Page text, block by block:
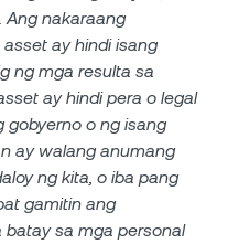
Ang nakaraang
ay hindi isang
ng mga resulta sa
ay hindi pera o legal
gobyerno o ng isang
ay walang anumang
ng kita, o iba pang
gamitin ang
sa mga personal